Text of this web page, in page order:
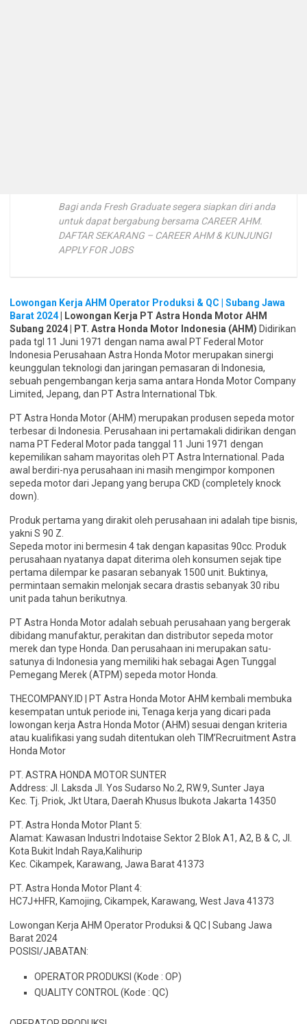
Bagi anda Fresh Graduate segera siapkan diri anda
untuk dapat bergabung bersama CAREER AHM.
DAFTAR SEKARANG – CAREER AHM & KUNJUNGI
APPLY FOR JOBS
Lowongan Kerja AHM Operator Produksi & QC | Subang Jawa
Barat 2024 | Lowongan Kerja PT Astra Honda Motor AHM
Subang 2024 | PT. Astra Honda Motor Indonesia (AHM) Didirikan
pada tgl 11 Juni 1971 dengan nama awal PT Federal Motor
Indonesia Perusahaan Astra Honda Motor merupakan sinergi
keunggulan teknologi dan jaringan pemasaran di Indonesia,
sebuah pengembangan kerja sama antara Honda Motor Company
Limited, Jepang, dan PT Astra International Tbk.
PT Astra Honda Motor (AHM) merupakan produsen sepeda motor
terbesar di Indonesia. Perusahaan ini pertamakali didirikan dengan
nama PT Federal Motor pada tanggal 11 Juni 1971 dengan
kepemilikan saham mayoritas oleh PT Astra International. Pada
awal berdiri-nya perusahaan ini masih mengimpor komponen
sepeda motor dari Jepang yang berupa CKD (completely knock
down).
Produk pertama yang dirakit oleh perusahaan ini adalah tipe bisnis,
yakni S 90 Z.
Sepeda motor ini bermesin 4 tak dengan kapasitas 90cc. Produk
perusahaan nyatanya dapat diterima oleh konsumen sejak tipe
pertama dilempar ke pasaran sebanyak 1500 unit. Buktinya,
permintaan semakin melonjak secara drastis sebanyak 30 ribu
unit pada tahun berikutnya.
PT Astra Honda Motor adalah sebuah perusahaan yang bergerak
dibidang manufaktur, perakitan dan distributor sepeda motor
merek dan type Honda. Dan perusahaan ini merupakan satu-
satunya di Indonesia yang memiliki hak sebagai Agen Tunggal
Pemegang Merek (ATPM) sepeda motor Honda.
THECOMPANY.ID | PT Astra Honda Motor AHM kembali membuka
kesempatan untuk periode ini, Tenaga kerja yang dicari pada
lowongan kerja Astra Honda Motor (AHM) sesuai dengan kriteria
atau kualifikasi yang sudah ditentukan oleh TIM’Recruitment Astra
Honda Motor
PT. ASTRA HONDA MOTOR SUNTER
Address: Jl. Laksda Jl. Yos Sudarso No.2, RW.9, Sunter Jaya
Kec. Tj. Priok, Jkt Utara, Daerah Khusus Ibukota Jakarta 14350
PT. Astra Honda Motor Plant 5:
Alamat: Kawasan Industri Indotaise Sektor 2 Blok A1, A2, B & C, Jl.
Kota Bukit Indah Raya,Kalihurip
Kec. Cikampek, Karawang, Jawa Barat 41373
PT. Astra Honda Motor Plant 4:
HC7J+HFR, Kamojing, Cikampek, Karawang, West Java 41373
Lowongan Kerja AHM Operator Produksi & QC | Subang Jawa
Barat 2024
POSISI/JABATAN:
OPERATOR PRODUKSI (Kode : OP)
QUALITY CONTROL (Kode : QC)